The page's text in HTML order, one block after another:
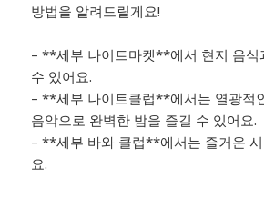
방법을 알려드릴게요!
– **세부 나이트마켓**에서 현지 음식
수 있어요.
– **세부 나이트클럽**에서는 열광적
음악으로 완벽한 밤을 즐길 수 있어요.
– **세부 바와 클럽**에서는 즐거운
요.